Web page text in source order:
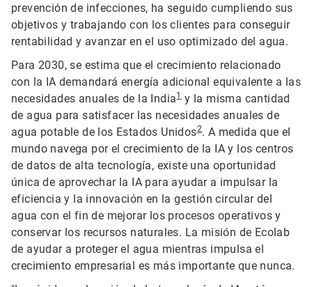
prevención de infecciones, ha seguido cumpliendo sus
objetivos y trabajando con los clientes para conseguir
rentabilidad y avanzar en el uso optimizado del agua.
Para 2030, se estima que el crecimiento relacionado
con la IA demandará energía adicional equivalente a las
necesidades anuales de la India1 y la misma cantidad
de agua para satisfacer las necesidades anuales de
agua potable de los Estados Unidos2. A medida que el
mundo navega por el crecimiento de la IA y los centros
de datos de alta tecnología, existe una oportunidad
única de aprovechar la IA para ayudar a impulsar la
eficiencia y la innovación en la gestión circular del
agua con el fin de mejorar los procesos operativos y
conservar los recursos naturales. La misión de Ecolab
de ayudar a proteger el agua mientras impulsa el
crecimiento empresarial es más importante que nunca.